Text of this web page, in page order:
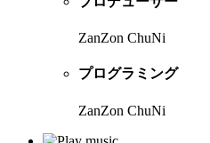
ZanZon ChuNi
プログラミング
ZanZon ChuNi